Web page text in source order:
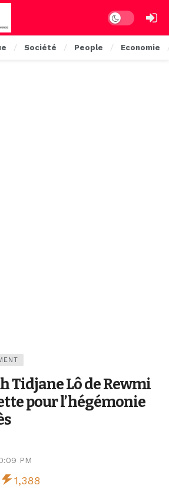
Dark mode
Société People Economie
Tidjane Lô de Rewmi
pour l’hégémonie
PM
1,388